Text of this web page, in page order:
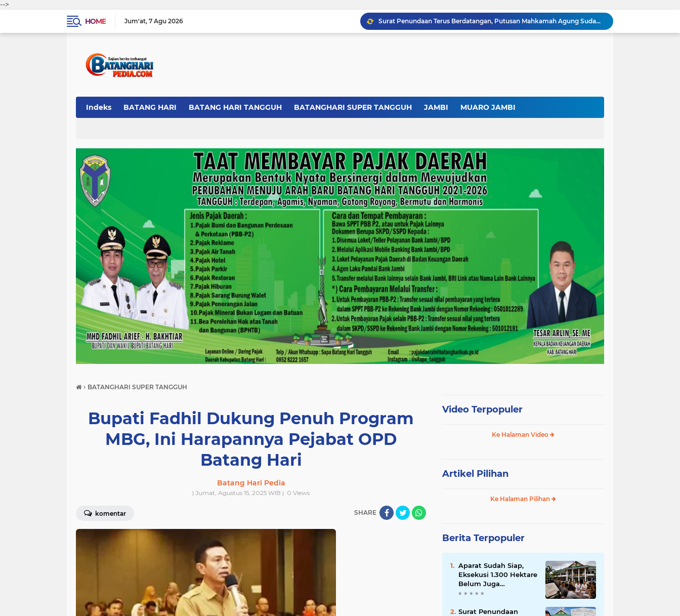
-->
HOME
Jum'at 7 Agu 2026
Surat Penundaan Terus Berdatangan, Putusan Mahkamah Agung Sudah Final, Mengapa Eksekusi Belum Dilaksanakan?
Fadhil Arief Resmi Lantik 16 Kepala Desa, Titip Pesan Integritas dan Pelayanan Untuk Kemajuan Batang Hari
Bupati Fadhil Arief Hadiri Grand Final Batang Hari Cup Race 2026, Sportivitas dan UMKM Jadi Sorotan
Indeks BATANG HARI BATANG HARI TANGGUH BATANGHARI SUPER TANGGUH JAMBI MUARO JAMBI
› BATANGHARI SUPER TANGGUH
Bupati Fadhil Dukung Penuh Program
MBG, Ini Harapannya Pejabat OPD
Batang Hari
Batang Hari Pedia
| Jumat, Agustus 15, 2025 WIB | 0 Views
komentar SHARE
Video Terpopuler
Ke Halaman Video
Artikel Pilihan
Ke Halaman Pilihan
Berita Terpopuler
Aparat Sudah Siap,
Eksekusi 1.300 Hektare
Belum Juga
Ditetapkan PN Muara
Surat Penundaan